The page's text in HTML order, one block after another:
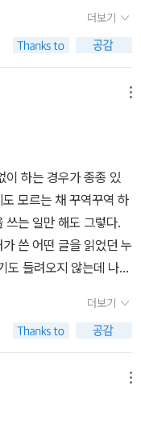
다른 일을 하지 않으면
도 모른다. 하지만 어떤
되고 바탕이 되는 곳에
글 쓰기에 관한 부분은 그
름하면서도 비릿한 바
어 안은 냄새가 느껴지
욕이 튀어 나오고, 어느
껴지기도 한다. 어느 부
로 썼노라고도 밝히기도
극한 애정을 과시하기도
중 하나는 지키고 쓰
렇다면 나의 궁리는 무엇
건 작가는 어떻게 쓰
여금 글을 쓰도록 만드
쓰게 만든다고 생각했
나라) 문학작품을 읽어
볼 수 있지만 화가 난
은 그는 술을 좋아하고 사
이야기를 듣고 느끼는
로서 이야기를 전달하는
마도 자신의 인생 속에
이 아닐까? 작고 보잘 것
전하는 이야기 말이다.
있는 사람들의 이야기
슷하다. 책 속에 그때의
치를 잡듯 그다음 소설
두고온 것들중 무엇이
었더니그녀는 바람이
락한다면 고향에서 한
.나는 이해가 됐다.(10
자신의 과거를마치 무
돌아보게 하는 고향을
무대뽀다.그러다 백석
배운 것은 글 쓰는 기
큰 작가들 글을 한번
뜻이 무엇인지 한 일
, 온몸으로 밀고나가는
남준 시인을 두고 사람들
선화 같고처마끝 빗물
합니다.그러니까 오십
소리, 매화를 동거인으
깨끗하고 몸은 아담하
데다가 시서에 능하고
습니다. 그는 쓸 수밖에
든 일을 소재로 하여 글
그 분 자신만큼 저도 그
같습니다. 아마 <꼼짝
자마자 다짜고짜 술집
습니다.최근에 진지한
서 낄낄거리거나 피식
처음에 나오는 <행방을
의 반전과 유머에 빵 터
고 할 만한 유용주 시인
을 엿보는 간접체험을
단어 하나나 글 한 문장
치명적인 매력을 보여주
사람 있습니까? 하면서
속에서 따뜻함을 발견
>, <야무진 섬 처녀>,
을까> 등. 주로 자각 주
더보기
이 하는 경우가 종종 있
모르는 채 꾸역꾸역 하
쓰는 일만 해도 그렇다.
쓴 어떤 글을 읽었던 누
도 들려오지 않는데 나는
에 말씀이다. 나는 그렇
도대체 무엇 때문에?'
히 기억할 만한 중요한 것
장을 가려내어 언뜻 떠
따금 세상 돌아가는 이
더보기